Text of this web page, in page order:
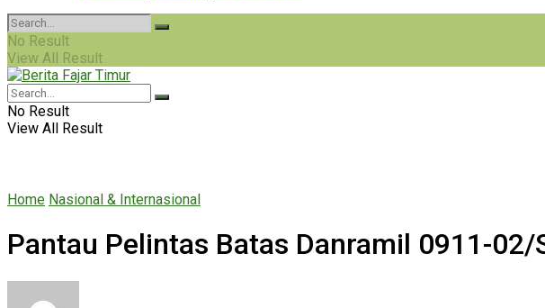
No Result
View All Result
No Result
View All Result
Home Nasional & Internasional
Pantau Pelintas Batas Danramil 0911-